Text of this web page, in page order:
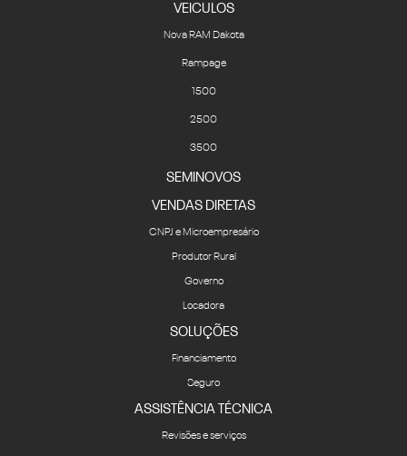
VEICULOS
Nova RAM Dakota
Rampage
1500
2500
3500
SEMINOVOS
VENDAS DIRETAS
CNPJ e Microempresário
Produtor Rural
Governo
Locadora
SOLUÇÕES
Financiamento
Seguro
ASSISTÊNCIA TÉCNICA
Revisões e serviços